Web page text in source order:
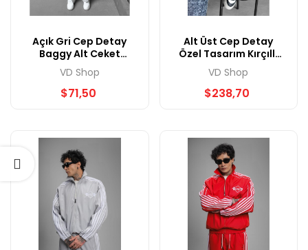
Açık Gri Cep Detay
Baggy Alt Ceket
Takım
VD Shop
$71,50
Alt Üst Cep Detay
Özel Tasarım Kırçıllı
Baggy Takım
VD Shop
$238,70